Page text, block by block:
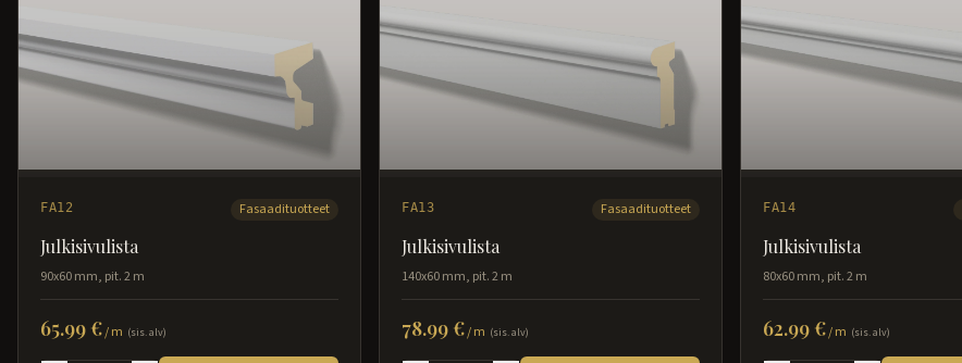
FA12 Fasaadituotteet
Julkisivulista
90x60 mm, pit. 2 m
65.99 €/m (sis. alv)
FA13 Fasaadituotteet
Julkisivulista
140x60 mm, pit. 2 m
78.99 €/m (sis. alv)
FA14
Julkisivulista
80x60 mm, pit. 2 m
62.99 €/m (sis. alv)